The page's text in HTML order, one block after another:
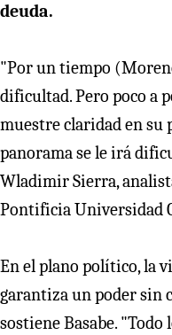
deuda.
"Por un tiempo
dificultad. Pero poco a
muestre claridad en su
panorama se le irá
Wladimir Sierra,
Pontificia Universidad
En el plano político, la
garantiza un poder sin
sostiene Basabe.